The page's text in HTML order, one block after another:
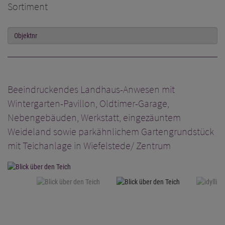
Sortiment
Beeindruckendes Landhaus-Anwesen mit
Wintergarten-Pavillon, Oldtimer-Garage,
Nebengebäuden, Werkstatt, eingezäuntem
Weideland sowie parkähnlichem Gartengrundstück
mit Teichanlage in Wiefelstede/ Zentrum